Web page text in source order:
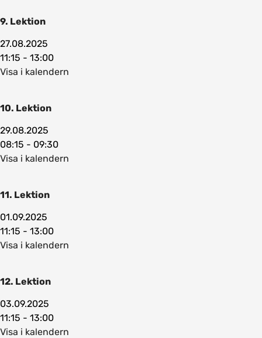
9. Lektion
27.08.2025
11:15 - 13:00
Visa i kalendern
10. Lektion
29.08.2025
08:15 - 09:30
Visa i kalendern
11. Lektion
01.09.2025
11:15 - 13:00
Visa i kalendern
12. Lektion
03.09.2025
11:15 - 13:00
Visa i kalendern